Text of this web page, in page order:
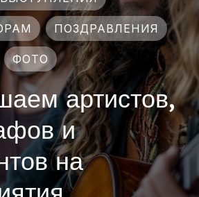
ПОЗДРАВЛЕНИЯ
ФОТО
артистов,
и
на